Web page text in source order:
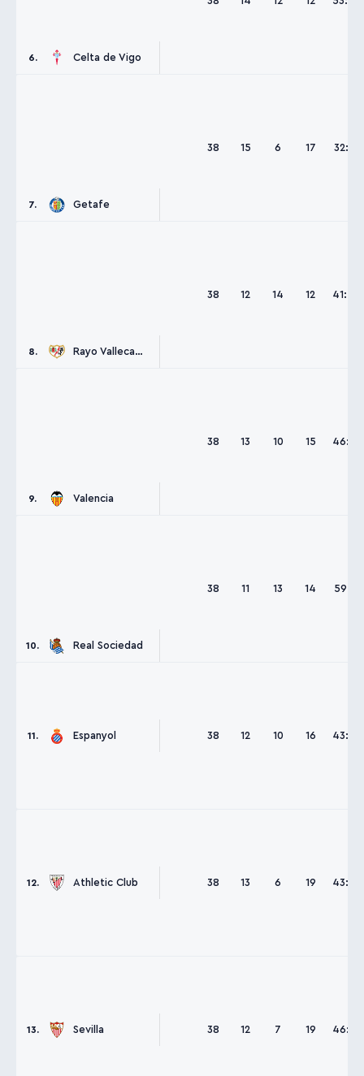
6. Celta de Vigo
7. Getafe
38 15 6 17 32:38
8. Rayo Vallecano
38 12 14 12 41:44
9. Valencia
38 13 10 15 46:55
10. Real Sociedad
38 11 13 14 59:61
11. Espanyol 38 12 10 16 43:55
12. Athletic Club 38 13 6 19 43:58
13. Sevilla 38 12 7 19 46:60